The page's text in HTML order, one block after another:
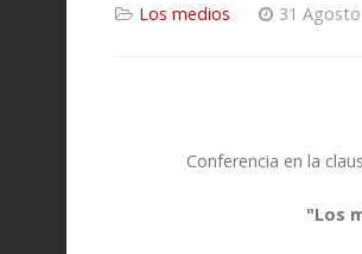
Los medios 31 Agosto
Conferencia en la
"Los